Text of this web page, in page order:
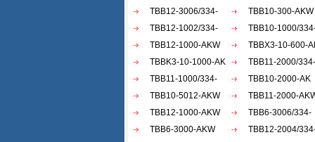
AKW
AKW
TBB12-3006/334-
AKW
TBB10-300-AKW
TBB12-1002/334-
AKW
TBB10-1000/
ACW
TBB12-1000-AKW
TBBX3-10-600-
TBBK3-10-1000-AK
TBB11-2000/334-
akw
TBB11-1000/334-
akw
TBB10-2000-AK
TBB10-5012-AKW
TBB11-2000-
TBB12-1000-AKW
TBB6-3006/334-
AKW
TBB6-3000-AKW
TBB12-2004/